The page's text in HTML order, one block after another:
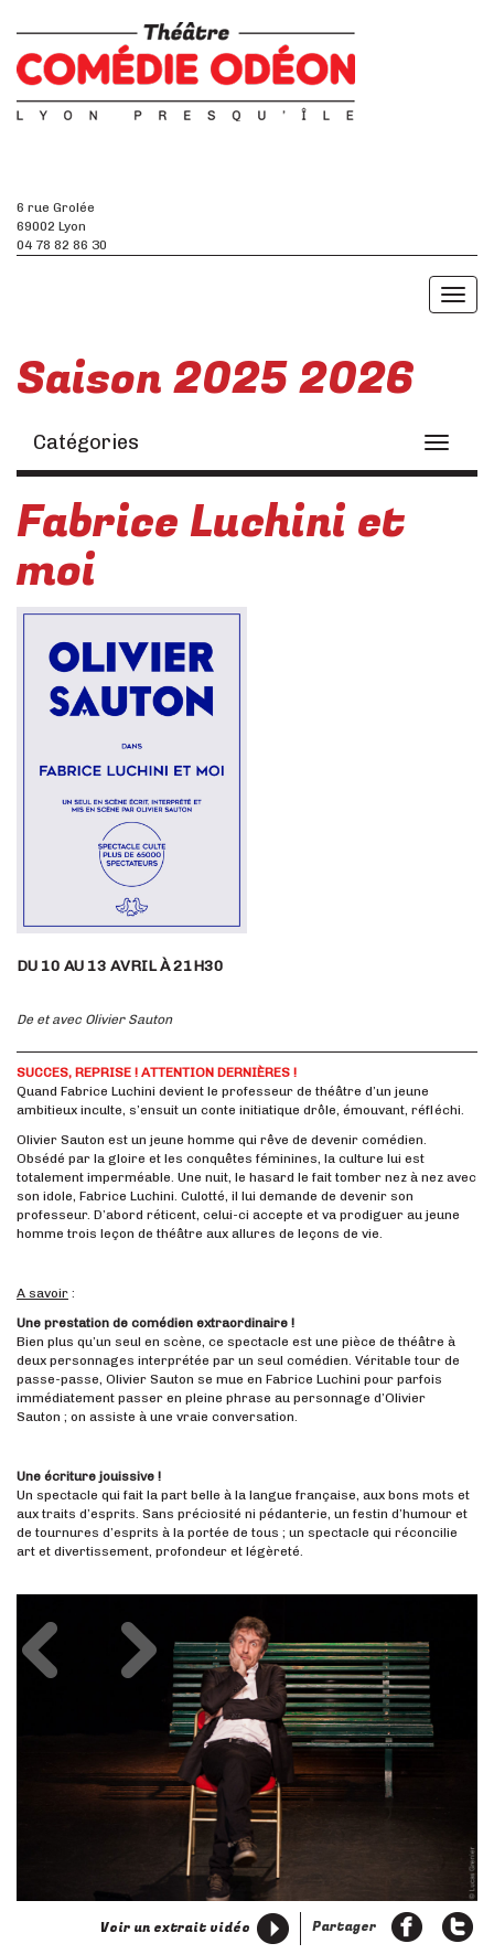
6 rue Grolée
69002 Lyon
04 78 82 86 30
Toggle
Saison 2025 2026
Toggle
Catégories
Fabrice Luchini et
moi
DU 10 AU 13 AVRIL À 21H30
De et avec Olivier Sauton
SUCCES, REPRISE ! ATTENTION DERNIÈRES !
Quand Fabrice Luchini devient le professeur de théâtre d’un jeune
ambitieux inculte, s’ensuit un conte initiatique drôle, émouvant, réfléchi.
Olivier Sauton est un jeune homme qui rêve de devenir comédien.
Obsédé par la gloire et les conquêtes féminines, la culture lui est
totalement imperméable. Une nuit, le hasard le fait tomber nez à nez avec
son idole, Fabrice Luchini. Culotté, il lui demande de devenir son
professeur. D’abord réticent, celui-ci accepte et va prodiguer au jeune
homme trois leçon de théâtre aux allures de leçons de vie.
A savoir :
Une prestation de comédien extraordinaire !
Bien plus qu’un seul en scène, ce spectacle est une pièce de théâtre à
deux personnages interprétée par un seul comédien. Véritable tour de
passe-passe, Olivier Sauton se mue en Fabrice Luchini pour parfois
immédiatement passer en pleine phrase au personnage d’Olivier
Sauton ; on assiste à une vraie conversation.
Une écriture jouissive !
Un spectacle qui fait la part belle à la langue française, aux bons mots et
aux traits d’esprits. Sans préciosité ni pédanterie, un festin d’humour et
de tournures d’esprits à la portée de tous ; un spectacle qui réconcilie
art et divertissement, profondeur et légèreté.
Partager
Voir un extrait vidéo